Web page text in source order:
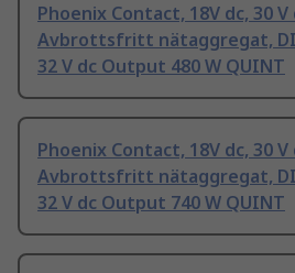
Phoenix Contact, 18V dc, 30
Avbrottsfritt nätaggregat,
32 V dc Output 480 W QUINT
Phoenix Contact, 18V dc, 30
Avbrottsfritt nätaggregat,
32 V dc Output 740 W QUINT